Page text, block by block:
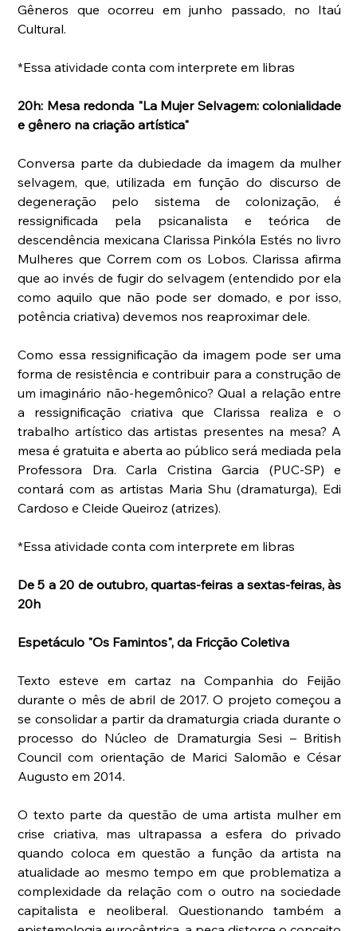
Gêneros que ocorreu em junho passado, no Itaú
Cultural.
*Essa atividade conta com interprete em libras
20h: Mesa redonda "La Mujer Selvagem: colonialidade
e gênero na criação artística"
Conversa parte da dubiedade da imagem da mulher
selvagem, que, utilizada em função do discurso de
degeneração pelo sistema de colonização, é
ressignificada pela psicanalista e teórica de
descendência mexicana Clarissa Pinkóla Estés no livro
Mulheres que Correm com os Lobos. Clarissa afirma
que ao invés de fugir do selvagem (entendido por ela
como aquilo que não pode ser domado, e por isso,
potência criativa) devemos nos reaproximar dele.
Como essa ressignificação da imagem pode ser uma
forma de resistência e contribuir para a construção de
um imaginário não-hegemônico? Qual a relação entre
a ressignificação criativa que Clarissa realiza e o
trabalho artístico das artistas presentes na mesa? A
mesa é gratuita e aberta ao público será mediada pela
Professora Dra. Carla Cristina Garcia (PUC-SP) e
contará com as artistas Maria Shu (dramaturga), Edi
Cardoso e Cleide Queiroz (atrizes).
*Essa atividade conta com interprete em libras
De 5 a 20 de outubro, quartas-feiras a sextas-feiras, às
20h
Espetáculo "Os Famintos", da Fricção Coletiva
Texto esteve em cartaz na Companhia do Feijão
durante o mês de abril de 2017. O projeto começou a
se consolidar a partir da dramaturgia criada durante o
processo do Núcleo de Dramaturgia Sesi – British
Council com orientação de Marici Salomão e César
Augusto em 2014.
O texto parte da questão de uma artista mulher em
crise criativa, mas ultrapassa a esfera do privado
quando coloca em questão a função da artista na
atualidade ao mesmo tempo em que problematiza a
complexidade da relação com o outro na sociedade
capitalista e neoliberal. Questionando também a